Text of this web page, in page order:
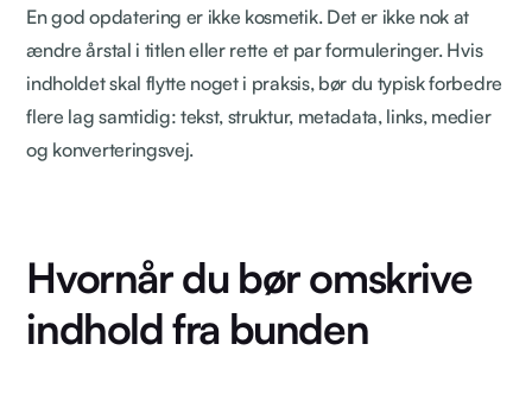
En god opdatering er ikke kosmetik. Det er ikke nok at
ændre årstal i titlen eller rette et par formuleringer. Hvis
indholdet skal flytte noget i praksis, bør du typisk forbedre
flere lag samtidig: tekst, struktur, metadata, links, medier
og konverteringsvej.
Hvornår du bør omskrive
indhold fra bunden